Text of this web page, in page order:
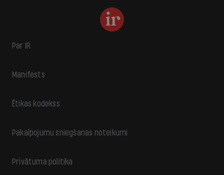
Par IR
Manifests
Ētikas kodekss
Pakalpojumu sniegšanas noteikumi
Privātuma politika